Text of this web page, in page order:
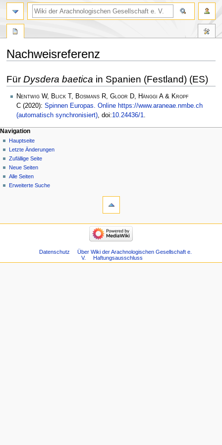
Nachweisreferenz
Navigation
springen
Suche
springen
Für Dysdera baetica in Spanien (Festland) (ES)
Nentwig W, Blick T, Bosmans R, Gloor D, Hänggi A & Kropf
C (2020): Spinnen Europas. Online https://www.araneae.nmbe.ch
(automatisch synchronisiert), doi:10.24436/1.
Navigation
Hauptseite
Letzte Änderungen
Zufällige Seite
Neue Seiten
Alle Seiten
Erweiterte Suche
Datenschutz
Über Wiki der Arachnologischen Gesellschaft e.
V.
Haftungsausschluss